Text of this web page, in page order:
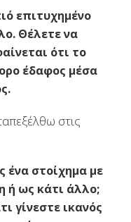
επιτυχημένο
Θέλετε να
ότι το
έδαφος μέσα
στις
ένα στοίχημα με
ή ως κάτι άλλο;
γίνεστε ικανός